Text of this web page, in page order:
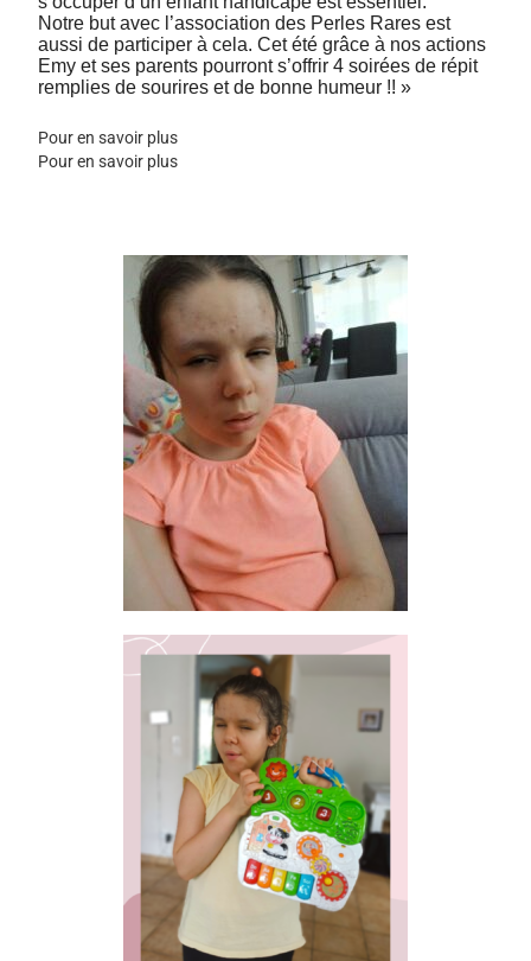
Notre but avec l’association des Perles Rares est
aussi de participer à cela. Cet été grâce à nos actions
Emy et ses parents pourront s’offrir 4 soirées de répit
remplies de sourires et de bonne humeur !! »
Pour en savoir plus
Pour en savoir plus